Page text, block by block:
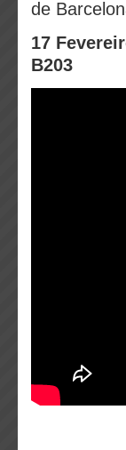
de
17
B203